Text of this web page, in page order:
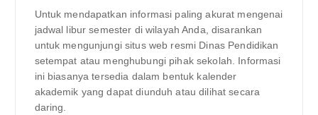
Untuk mendapatkan informasi paling akurat mengenai
jadwal libur semester di wilayah Anda, disarankan
untuk mengunjungi situs web resmi Dinas Pendidikan
setempat atau menghubungi pihak sekolah. Informasi
ini biasanya tersedia dalam bentuk kalender
akademik yang dapat diunduh atau dilihat secara
daring.